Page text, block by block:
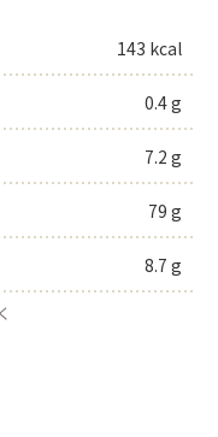
143 kcal
0.4 g
7.2 g
79 g
8.7 g